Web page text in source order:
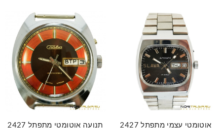
2427 תנועה אוטומטי מתפתל
2427 אוטומטי עצמי מתפתל